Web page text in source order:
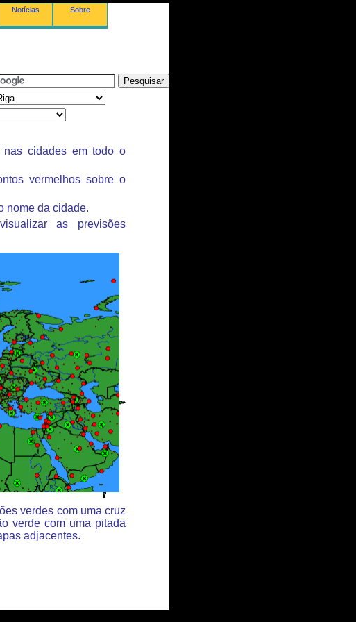
Notícias Sobre
nas cidades em todo o
vermelhos sobre o
nome da cidade.
as previsões
verdes com uma cruz
verde com uma pitada
adjacentes.